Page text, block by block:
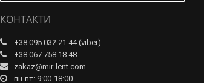
КОНТАКТИ
+38 095 032 21 44 (viber)
+38 067 758 18 48
zakaz@mir-lent.com
пн-пт: 9:00-18:00